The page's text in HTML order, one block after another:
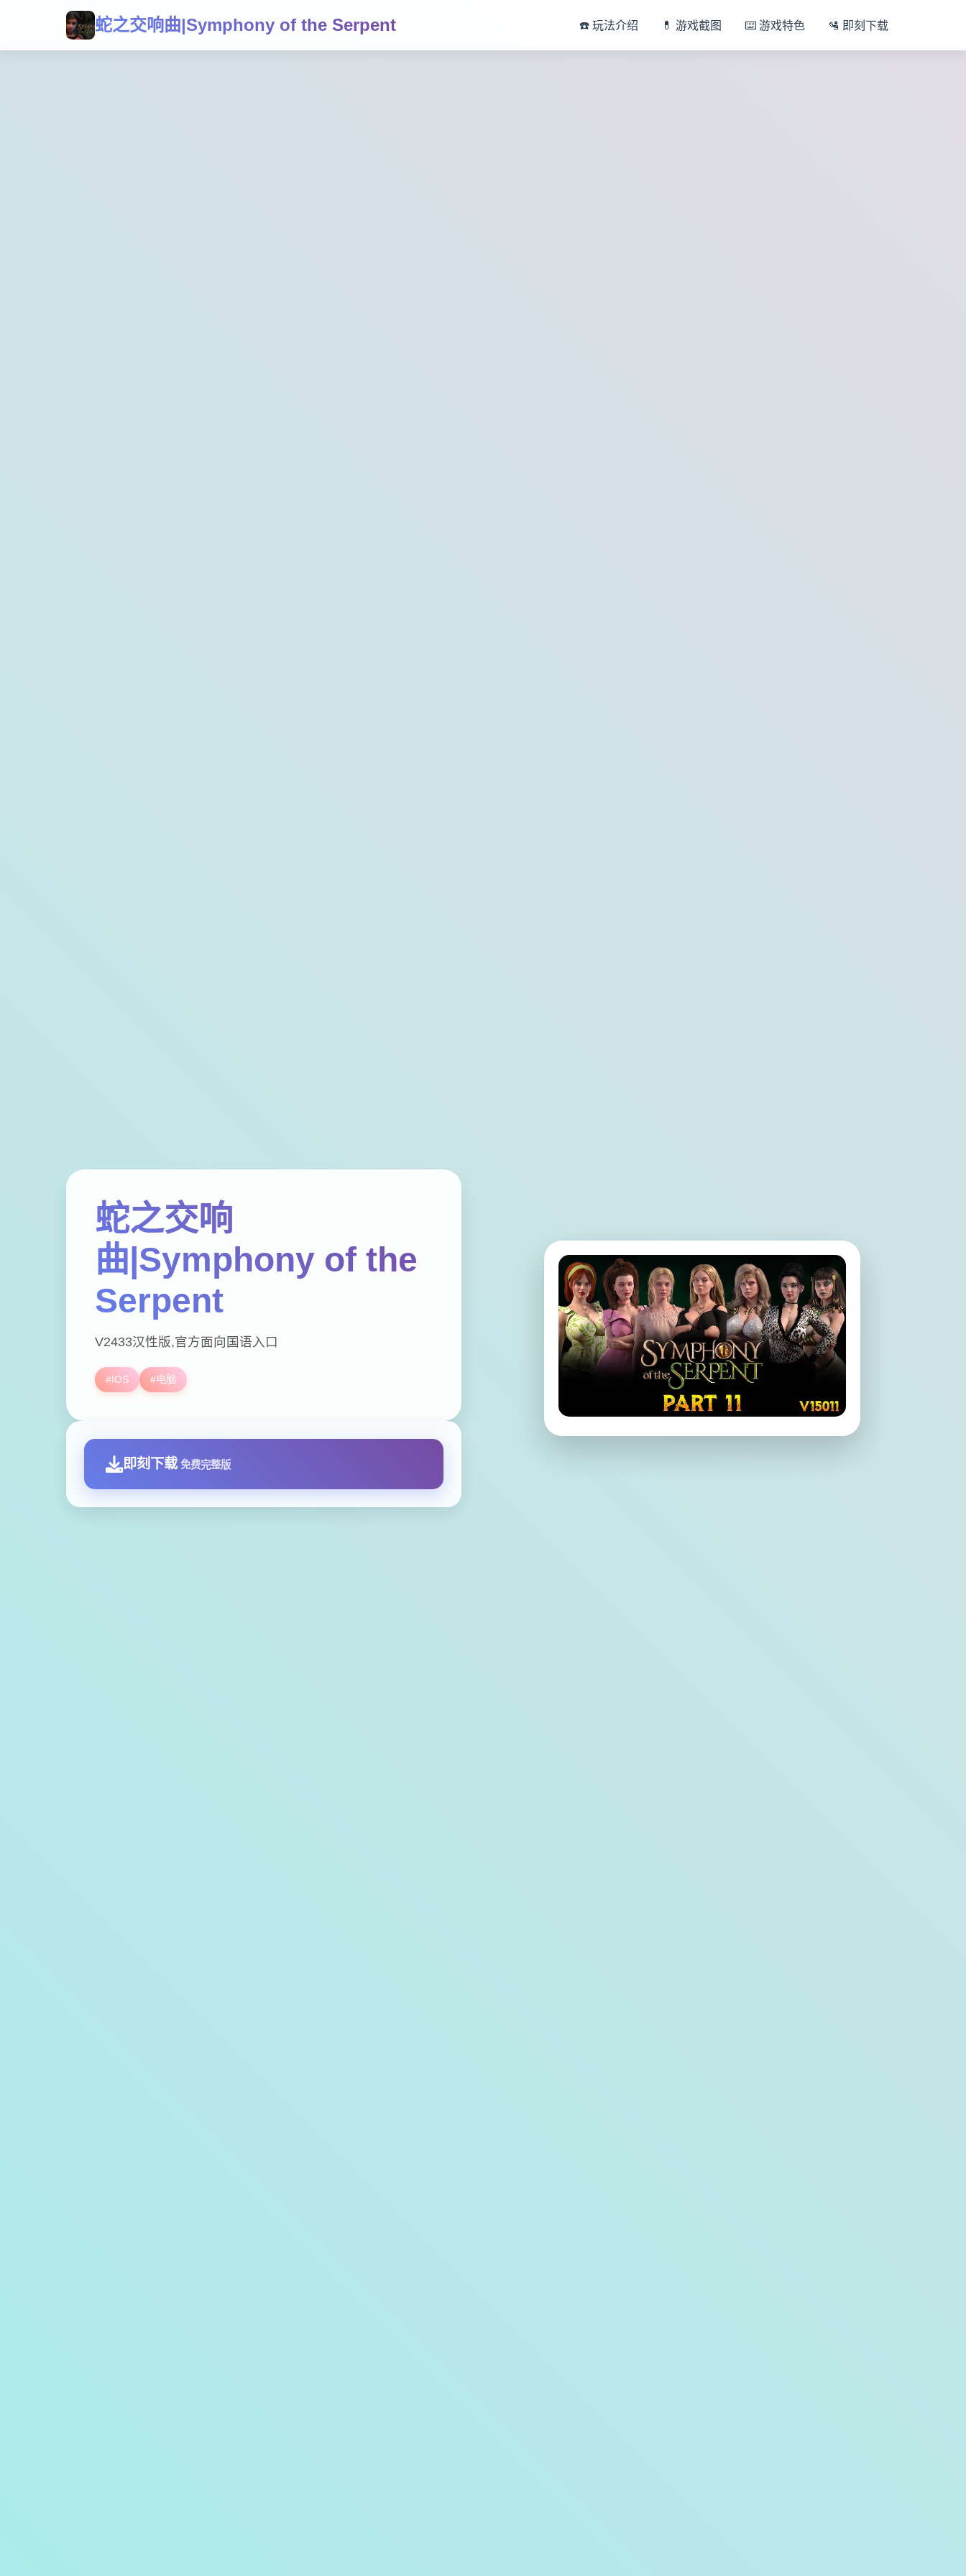
蛇之交响曲|Symphony of the Serpent ☎️ 玩法介绍 💊 游戏截图 ⌨️ 游戏特色 🛂 即刻下载
蛇之交响
曲|Symphony of the
Serpent
V2433汉性版,官方面向国语入口
#IOS #电脑
即刻下载 免费完整版